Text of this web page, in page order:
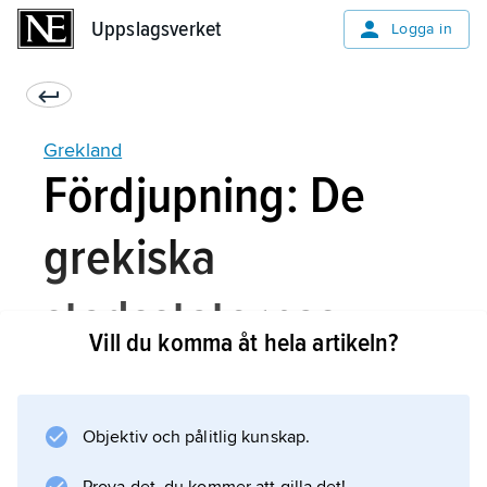
Uppslagsverket Logga in
Grekland
Fördjupning: De
grekiska
stadsstaternas
Vill du komma åt hela artikeln?
Objektiv och pålitlig kunskap.